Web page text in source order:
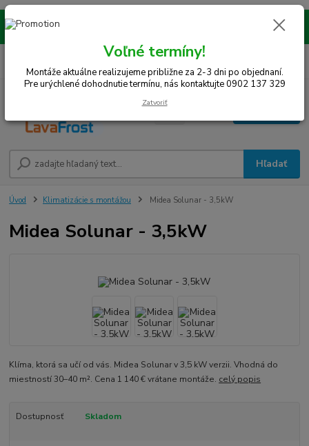
Montáže realizujeme na celom západe SR! Kraje TT, BA, NR, TN, vrátane
Hľadať
(Po-Pia, 8-15 hod.)
0 €
Úvod Klimatizácie s montážou Midea Solunar - 3,5kW
Midea Solunar - 3,5kW
Klíma, ktorá sa učí od vás. Midea Solunar v 3,5 kW verzii. Vhodná do
miestností 30–40 m². Cena 1 140 € vrátane montáže. celý popis
Dostupnosť Skladom
Voľné termíny!
Montáže aktuálne realizujeme približne za 2-3 dni po objednaní.
Pre urýchlené dohodnutie termínu, nás kontaktujte 0902 137 329
Zatvoriť